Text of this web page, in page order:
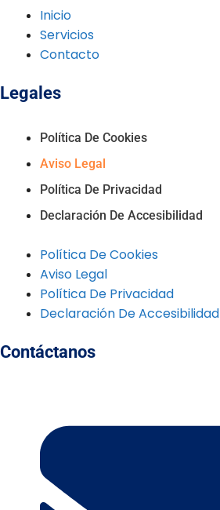
Inicio
Servicios
Contacto
Legales
Política De Cookies
Aviso Legal
Política De Privacidad
Declaración De Accesibilidad
Política De Cookies
Aviso Legal
Política De Privacidad
Declaración De Accesibilidad
Contáctanos